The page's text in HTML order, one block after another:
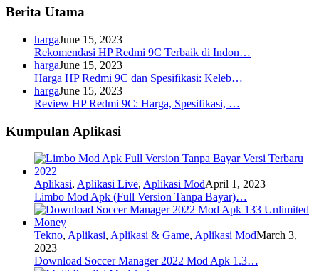
Berita Utama
hargaJune 15, 2023
Rekomendasi HP Redmi 9C Terbaik di Indon…
hargaJune 15, 2023
Harga HP Redmi 9C dan Spesifikasi: Keleb…
hargaJune 15, 2023
Review HP Redmi 9C: Harga, Spesifikasi, …
Kumpulan Aplikasi
Aplikasi, Aplikasi Live, Aplikasi ModApril 1, 2023
Limbo Mod Apk (Full Version Tanpa Bayar)…
Tekno, Aplikasi, Aplikasi & Game, Aplikasi ModMarch 3,
2023
Download Soccer Manager 2022 Mod Apk 1.3…